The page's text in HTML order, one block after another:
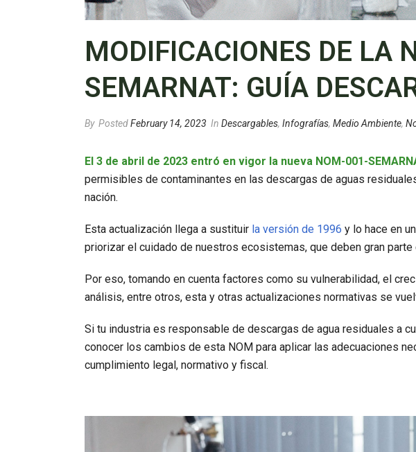
MODIFICACIONES DE LA
SEMARNAT: GUÍA
By PostedFebruary 14, 2023 In Descargables, Infografías, Medio Ambiente,
El 3 de abril de 2023 entró en vigor la nueva NOM-001-
permisibles de contaminantes en las descargas de aguas
nación.
Esta actualización llega a sustituir la versión de 1996 y lo hace en
priorizar el cuidado de nuestros ecosistemas, que deben gran parte
Por eso, tomando en cuenta factores como su vulnerabilidad, el
análisis, entre otros, esta y otras actualizaciones normativas se
Si tu industria es responsable de descargas de agua residuales a
conocer los cambios de esta NOM para aplicar las adecuaciones
cumplimiento legal, normativo y fiscal.